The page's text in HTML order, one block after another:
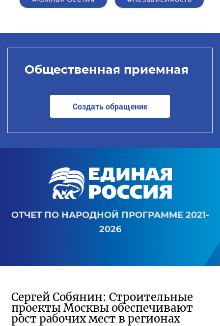
Общественная приемная
Создать обращение
ОТЧЕТ ПО НАРОДНОЙ ПРОГРАММЕ 2021-
2026
Сергей Собянин: Строительные
проекты Москвы обеспечивают
рост рабочих мест в регионах